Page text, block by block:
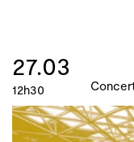
27.03
12h30